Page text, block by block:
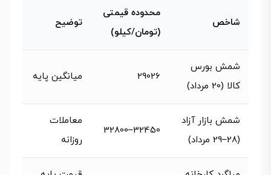
شاخص
محدوده قیمتی
(تومان/کیلو)
توضیح
شمش بورس
کالا (20 مرداد)
29026 میانگین پایه
شمش بازار آزاد
(28–29 مرداد)
32450–32800
معاملات
روزانه